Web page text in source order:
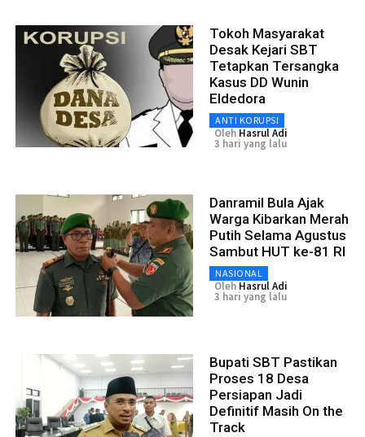
Tokoh Masyarakat
Desak Kejari SBT
Tetapkan Tersangka
Kasus DD Wunin
Eldedora
ANTI KORUPSI
Oleh Hasrul Adi
3 hari yang lalu
Danramil Bula Ajak
Warga Kibarkan Merah
Putih Selama Agustus
Sambut HUT ke-81 RI
NASIONAL
Oleh Hasrul Adi
3 hari yang lalu
Bupati SBT Pastikan
Proses 18 Desa
Persiapan Jadi
Definitif Masih On the
Track